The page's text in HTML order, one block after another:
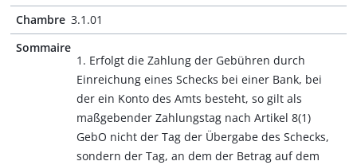
Chambre 3.1.01
Sommaire
1. Erfolgt die Zahlung der Gebühren durch
Einreichung eines Schecks bei einer Bank, bei
der ein Konto des Amts besteht, so gilt als
maßgebender Zahlungstag nach Artikel 8(1)
GebO nicht der Tag der Übergabe des Schecks,
sondern der Tag, an dem der Betrag auf dem